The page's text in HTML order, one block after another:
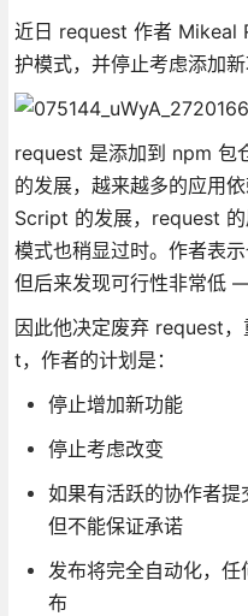
近日 request 作者 Mikeal
护模式，并停止考虑添加新
request 是添加到 npm 包
的发展，越来越多的应用
Script 的发展，request
模式也稍显过时。作者表
但后来发现可行性非常低
因此他决定废弃 request
t，作者的计划是：
停止增加新功能
停止考虑改变
如果有活跃的协作者提
但不能保证承诺
发布将完全自动化，
布